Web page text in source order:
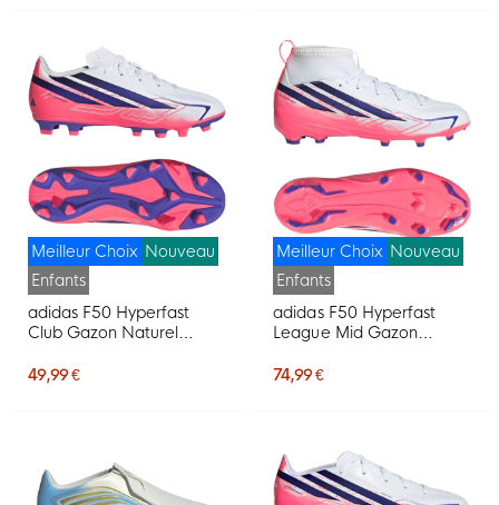
Meilleur Choix Nouveau
Enfants
adidas F50 Hyperfast
Club Gazon Naturel
Foot (MG) Enfants Blanc
49,99 €
Meilleur Choix Nouveau
Enfants
adidas F50 Hyperfast
League Mid Gazon
Foot (FG) Enfants Blanc
74,99 €